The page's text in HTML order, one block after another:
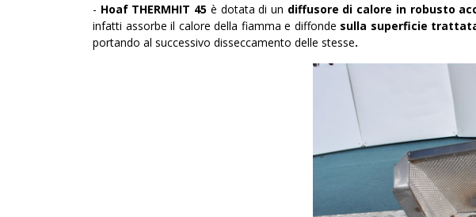
- Hoaf THERMHIT 45 è dotata di un diffusore di calore in robusto
infatti assorbe il calore della fiamma e diffonde sulla superficie
portando al successivo disseccamento delle stesse.